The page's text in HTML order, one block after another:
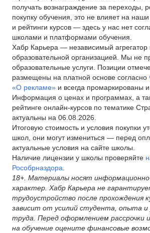
получать вознаграждение за переходы,
покупку обучения, это не влияет на
и рейтинги курсов — здесь у нас нет
школами и платформами обучения.
Хабр Карьера — независимый агрегатор
образовательной организацией. Мы не
образовательные услуги. Позиции
размещены на платной основе согласно
«О рекламе» и всегда промаркированы
Информация о ценах и программах, а
рейтинге онлайн-курсов по тематике
актуальны на 06.08.2026.
Итоговую стоимость и условия покупки
школ, они могут измениться — перед
актуальные условия на сайте школы.
Наличие лицензии у школы проверяйте
Рособрназдора
18+. Материалы носят
характер. Хабр Карьера не
трудоустройство после прохождения
зависит от усилий студента, опыта и
труда. Перед оформлением рассрочки
на обучение оцените финансовые